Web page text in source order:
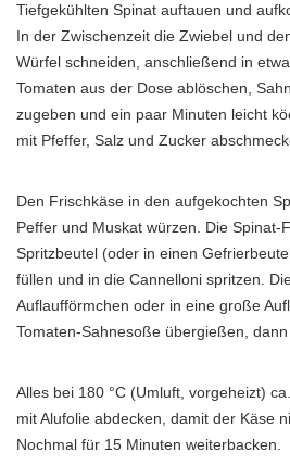
Tiefgekühlten Spinat auftauen und
In der Zwischenzeit die Zwiebel und
Würfel schneiden, anschließend in
Tomaten aus der Dose ablöschen,
zugeben und ein paar Minuten leicht
mit Pfeffer, Salz und Zucker
Den Frischkäse in den aufgekochten
Peffer und Muskat würzen. Die Spinat-
Spritzbeutel (oder in einen
füllen und in die Cannelloni spritzen.
Auflaufförmchen oder in eine große
Tomaten-Sahnesoße übergießen,
Alles bei 180 °C (Umluft, vorgeheizt)
mit Alufolie abdecken, damit der Käse
Nochmal für 15 Minuten weiterbacken.